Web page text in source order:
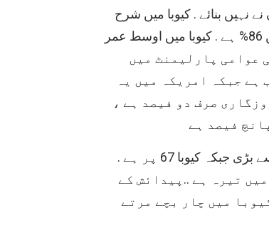
نہیں بنائے . کیوبا میں شرح
خواندگی 99.7 ہے . امریکہ میں اسکے مقابلے میں 86% ہے . کیوبا میں اوسط عمر
میں 78 ہے . کیوبا کی عوامی پارلیمنٹ میں
جبکہ امریکہ میں یہ
صرف دو فیصد ہے ،
اسکے باوجود کے امریکی معیشیت دنیا کی سب سے بڑی جبکہ کیوبا 67 پر ہے .
تیرہ ہے ..پیدائش کے
میں چار بچے مرتے